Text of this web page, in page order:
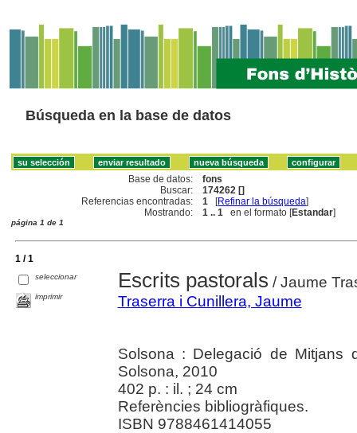
Búsqueda en la base de datos
Base de datos:
fons
Buscar:
174262 []
Referencias encontradas:
1 [Refinar la búsqueda]
Mostrando:
1 .. 1 en el formato [Estandar]
página 1 de 1
1 / 1
seleccionar
imprimir
Escrits pastorals / Jaume
Traserra i Cunillera, Jaume
Solsona : Delegació de Mitjans
Solsona, 2010
402 p. : il. ; 24 cm
Referències bibliogràfiques.
ISBN 9788461414055